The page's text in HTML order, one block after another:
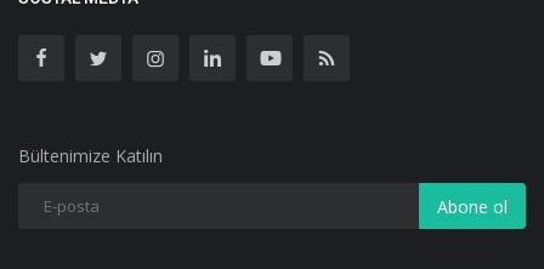
Bültenimize Katılın
Abone ol